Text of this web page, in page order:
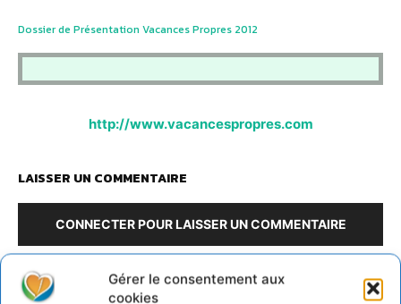
Gérer le consentement aux
cookies
Dossier de Présentation Vacances Propres 2012
http://www.vacancespropres.com
LAISSER UN COMMENTAIRE
CONNECTER POUR LAISSER UN COMMENTAIRE